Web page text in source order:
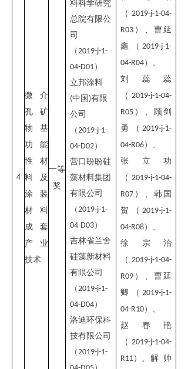
4
微介
孔矿
物基
功能
性材
料及
涂装
材料
成套
产业
技术
一等
奖
料科学研究
总院有限公
司
（2019-j-1-
04-D01）
立邦涂料
(中国)有限
公司
（2019-j-1-
04-D02）
营口盼盼硅
藻材料集团
有限公司
（2019-j-1-
04-D03）
吉林省兰舍
硅藻新材料
有限公司
（2019-j-1-
04-D04）
洛迪环保科
技有限公司
（2019-j-1-
（ 2019-j-1-04-
R03 ） 、 曹延
鑫（ 2019-j-1-
04-R04） 、
刘蕊蕊
（ 2019-j-1-04-
R05 ）、顾剑
勇（ 2019-j-1-
04-R06）、
张立功
（ 2019-j-1-04-
R07 ）、韩国
贺（ 2019-j-1-
04-R08）、
徐宗治
（ 2019-j-1-04-
R09 ）、曹延
卿（ 2019-j-1-
04-R10）、
赵春艳
（ 2019-j-1-04-
R11）、解 帅